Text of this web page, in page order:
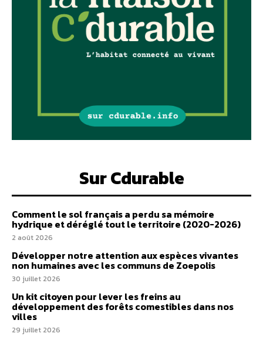
Sur Cdurable
Comment le sol français a perdu sa mémoire
hydrique et déréglé tout le territoire (2020-2026)
2 août 2026
Développer notre attention aux espèces vivantes
non humaines avec les communs de Zoepolis
30 juillet 2026
Un kit citoyen pour lever les freins au
développement des forêts comestibles dans nos
villes
29 juillet 2026